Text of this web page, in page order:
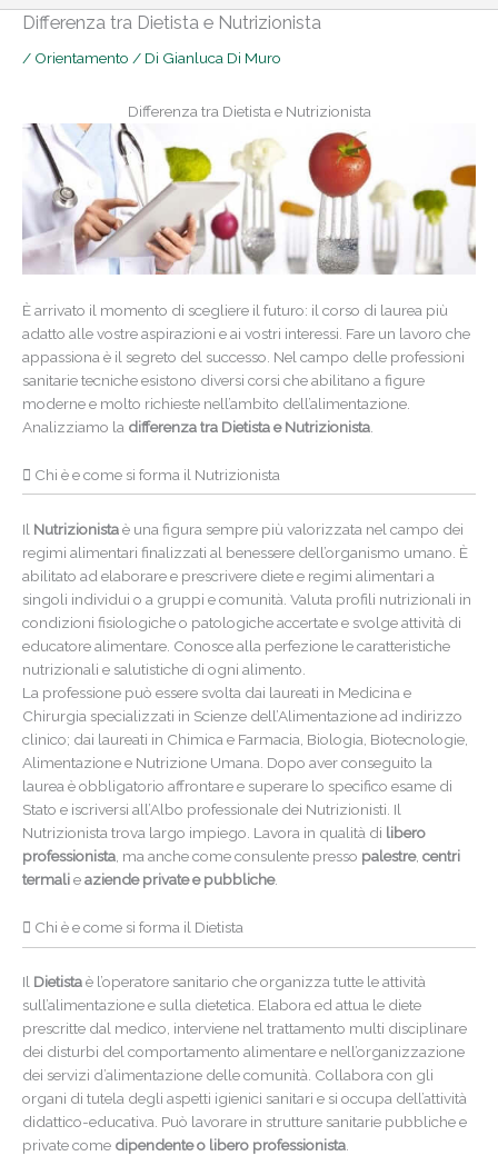
Differenza tra Dietista e Nutrizionista
/ Orientamento / Di Gianluca Di Muro
Differenza tra Dietista e Nutrizionista
È arrivato il momento di scegliere il futuro: il corso di laurea più
adatto alle vostre aspirazioni e ai vostri interessi. Fare un lavoro che
appassiona è il segreto del successo. Nel campo delle professioni
sanitarie tecniche esistono diversi corsi che abilitano a figure
moderne e molto richieste nell’ambito dell’alimentazione.
Analizziamo la differenza tra Dietista e Nutrizionista
Chi è e come si forma il Nutrizionista
Il Nutrizionistaè una figura sempre più valorizzata nel campo dei
regimi alimentari finalizzati al benessere dell’organismo umano. È
abilitato ad elaborare e prescrivere diete e regimi alimentari a
singoli individui o a gruppi e comunità. Valuta profili nutrizionali in
condizioni fisiologiche o patologiche accertate e svolge attività di
educatore alimentare. Conosce alla perfezione le caratteristiche
nutrizionali e salutistiche di ogni alimento.
La professione può essere svolta dai laureati in Medicina e
Chirurgia specializzati in Scienze dell’Alimentazione ad indirizzo
clinico; dai laureati in Chimica e Farmacia, Biologia, Biotecnologie,
Alimentazione e Nutrizione Umana. Dopo aver conseguito la
laurea è obbligatorio affrontare e superare lo specifico esame di
Stato e iscriversi all’Albo professionale dei Nutrizionisti. Il
Nutrizionista trova largo impiego. Lavora in qualità di libero
professionista , ma anche come consulente presso palestre, centri
termalieaziende private e pubbliche.
Chi è e come si forma il Dietista
Il Dietistaè l’operatore sanitario che organizza tutte le attività
sull’alimentazione e sulla dietetica. Elabora ed attua le diete
prescritte dal medico, interviene nel trattamento multi disciplinare
dei disturbi del comportamento alimentare e nell’organizzazione
dei servizi d’alimentazione delle comunità. Collabora con gli
organi di tutela degli aspetti igienici sanitari e si occupa dell’attività
didattico-educativa. Può lavorare in strutture sanitarie pubbliche e
private come dipendente o libero professionista